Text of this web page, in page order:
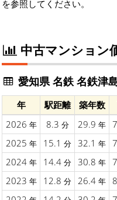
を参照してください。
中古マンション
愛知県 名鉄 名鉄津
年 駅距離 築年数
2026 年 8.3 分 29.9 年
2025 年 15.1 分 32.1 年
2024 年 14.4 分 30.8 年
2023 年 12.8 分 26.4 年